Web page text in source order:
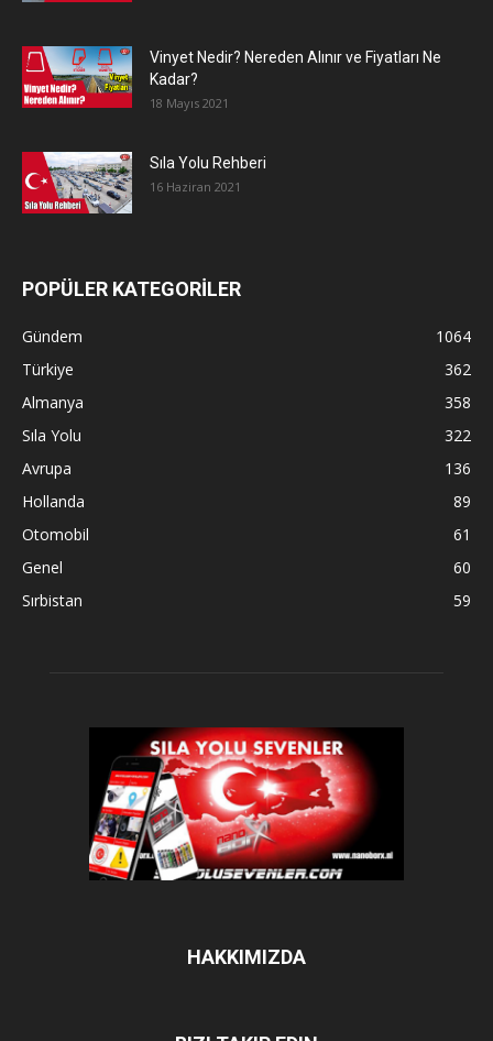
Vinyet Nedir? Nereden Alınır ve Fiyatları Ne
Kadar?
18 Mayıs 2021
Sıla Yolu Rehberi
16 Haziran 2021
POPÜLER KATEGORİLER
Gündem
1064
Türkiye
362
Almanya
358
Sıla Yolu
322
Avrupa
136
Hollanda
89
Otomobil
61
Genel
60
Sırbistan
59
HAKKIMIZDA